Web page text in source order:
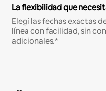
La flexibilidad que
Elegí las fechas exactas
línea con facilidad, sin
adicionales.*